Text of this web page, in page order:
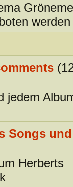
werden
jedem
Songs
Herberts